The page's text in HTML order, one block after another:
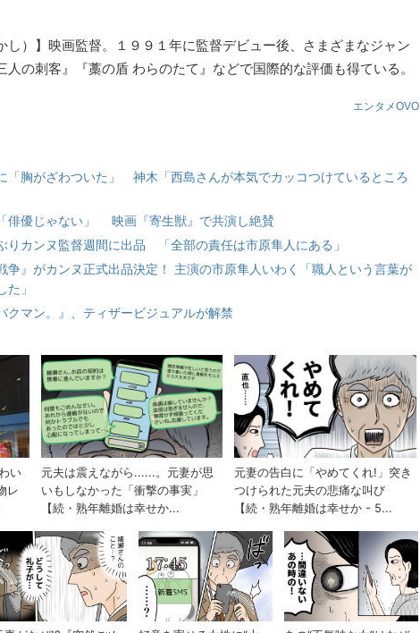
し）】映画監督。１９９１年に監督デビュー後、さまざまなジャン
人の刺客』『藁の盾 わらのたて』などで国際的な評価も得ている。
エンタメOVO
「胸がざわついた」 神木「西島さんが本気でカッコつけているところ
俳優じゃない」 映画『寄生獣』で共演し絶賛
りカンヌ監督週間に出品 「全部の責任は市原隼人にある」
争』がカンヌ正式出品決定！ 主演の市原隼人いわく「職人という言葉が
」
クマン。』、ティザービジュアルが解禁